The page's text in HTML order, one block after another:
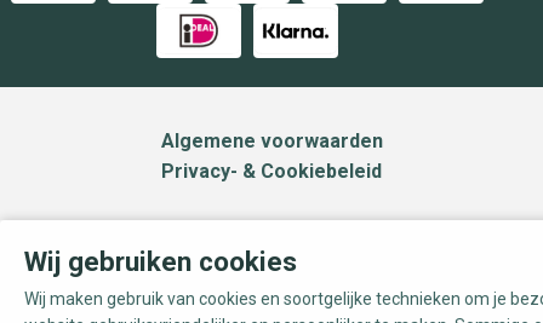
Algemene voorwaarden
Privacy- & Cookiebeleid
Wij gebruiken cookies
Wij maken gebruik van cookies en soortgelijke technieken om je